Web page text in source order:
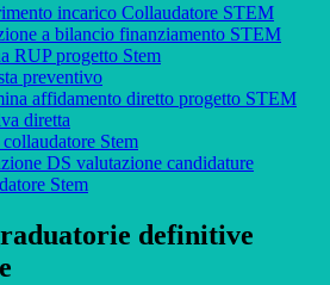
incarico Collaudatore STEM
a bilancio finanziamento STEM
RUP progetto Stem
preventivo
affidamento diretto progetto STEM
diretta
Stem
DS valutazione candidature
Stem
definitive